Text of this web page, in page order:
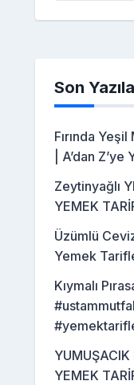
Son
Fırında
| A’dan
Zeytinyağlı
YEMEK
Üzümlü
Yemek
Kıymalı
YEMEK